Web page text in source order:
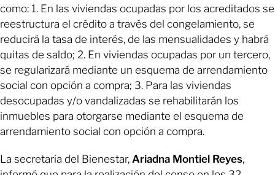
como: 1. En las viviendas ocupadas por los acreditados se
reestructura el crédito a través del congelamiento, se
reducirá la tasa de interés, de las mensualidades y habrá
quitas de saldo; 2. En viviendas ocupadas por un tercero,
se regularizará mediante un esquema de arrendamiento
social con opción a compra; 3. Para las viviendas
desocupadas y/o vandalizadas se rehabilitarán los
inmuebles para otorgarse mediante el esquema de
arrendamiento social con opción a compra.
La secretaria del Bienestar, Ariadna Montiel Reyes,